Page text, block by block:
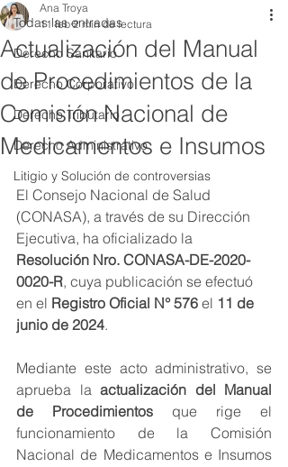
Todas las entradas
Derecho Sanitario
Derecho Corporativo
Derecho Tributario
Derecho Administrativo
Litigio y Solución de controversias
Actualización del Manual
de Procedimientos de la
Comisión Nacional de
Medicamentos e Insumos
Ana Troya
11 feb 2 min de lectura
El Consejo Nacional de Salud
(CONASA), a través de su Dirección
Ejecutiva, ha oficializado la
Resolución Nro. CONASA-DE-2020-
0020-R, cuya publicación se efectuó
en el Registro Oficial N° 576 el 11 de
junio de 2024.
Mediante este acto administrativo, se
aprueba la actualización del Manual
de Procedimientos que rige el
funcionamiento de la Comisión
Nacional de Medicamentos e Insumos